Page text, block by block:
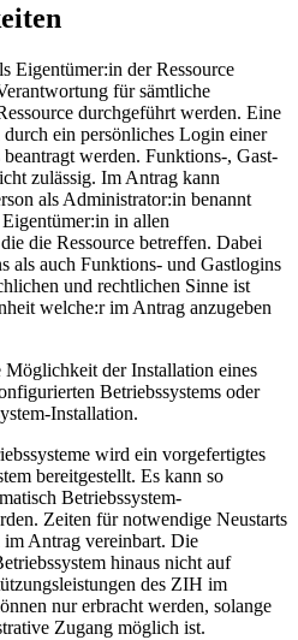
Eigentümer:in der Ressource
für sämtliche
durchgeführt werden. Eine
ein persönliches Login einer
werden. Funktions-, Gast-
zulässig. Im Antrag kann
als Administrator:in benannt
in allen
die Ressource betreffen. Dabei
als auch Funktions- und Gastlogins
und rechtlichen Sinne ist
welche:r im Antrag anzugeben
Möglichkeit der Installation eines
Betriebssystems oder
Installation.
wird ein vorgefertigtes
bereitgestellt. Es kann so
Betriebssystem-
Zeiten für notwendige Neustarts
Antrag vereinbart. Die
hinaus nicht auf
des ZIH im
nur erbracht werden, solange
Zugang möglich ist.